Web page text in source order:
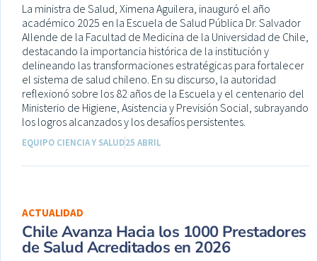
La ministra de Salud, Ximena Aguilera, inauguró el año
académico 2025 en la Escuela de Salud Pública Dr. Salvador
Allende de la Facultad de Medicina de la Universidad de Chile,
destacando la importancia histórica de la institución y
delineando las transformaciones estratégicas para fortalecer
el sistema de salud chileno. En su discurso, la autoridad
reflexionó sobre los 82 años de la Escuela y el centenario del
Ministerio de Higiene, Asistencia y Previsión Social, subrayando
los logros alcanzados y los desafíos persistentes.
EQUIPO CIENCIA Y SALUD25 ABRIL
ACTUALIDAD
Chile Avanza Hacia los 1000 Prestadores
de Salud Acreditados en 2026